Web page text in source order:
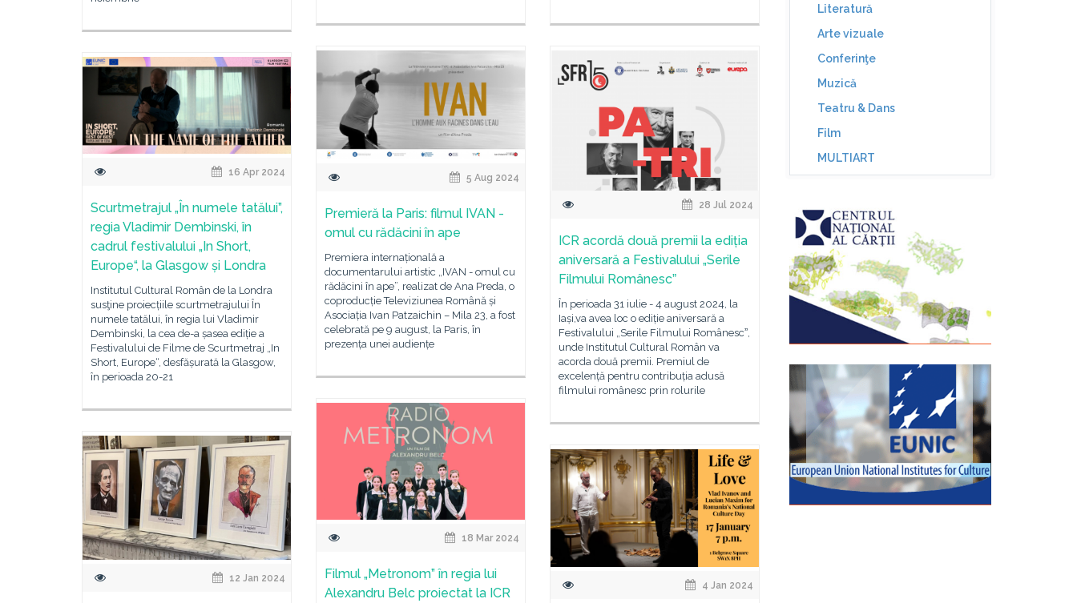
5 Aug 2024
Premieră la Paris: filmul IVAN -
omul cu rădăcini în ape
Premiera internațională a
documentarului artistic „IVAN - omul cu
rădăcini în ape”, realizat de Ana Preda, o
coproducție Televiziunea Română și
Asociația Ivan Patzaichin – Mila 23, a fost
celebrată pe 9 august, la Paris, în
prezența unei audiențe
28 Jul 2024
ICR acordă două premii la ediția
aniversară a Festivalului „Serile
Filmului Românescˮ
În perioada 31 iulie - 4 august 2024, la
Iași,va avea loc o ediție aniversară a
Festivalului „Serile Filmului Românescˮ,
unde Institutul Cultural Român va
acorda două premii. Premiul de
excelență pentru contribuția adusă
filmului românesc prin rolurile
16 Apr 2024
Scurtmetrajul „În numele tatălui”,
regia Vladimir Dembinski, în
cadrul festivalului „In Short,
Europe“, la Glasgow și Londra
Institutul Cultural Român de la Londra
susţine proiecțiile scurtmetrajului În
numele tatălui, în regia lui Vladimir
Dembinski, la cea de-a șasea ediție a
Festivalului de Filme de Scurtmetraj „In
Short, Europe“, desfășurată la Glasgow,
în perioada 20-21
18 Mar 2024
Filmul „Metronom” în regia lui
Alexandru Belc proiectat la ICR
12 Jan 2024
4 Jan 2024
Literatură
Arte vizuale
Conferinţe
Muzică
Teatru & Dans
Film
MULTIART